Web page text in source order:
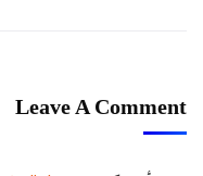
Leave A Comment